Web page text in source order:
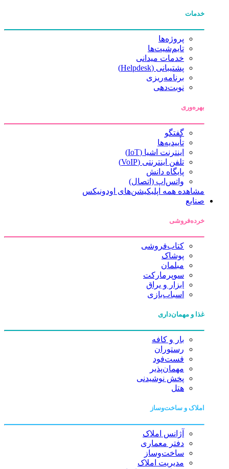
خدمات
پروژه‌ها
تایم‌شیت‌ها
خدمات میدانی
پشتیبانی (Helpdesk)
برنامه‌ریزی
نوبت‌دهی
بهره‌وری
گفتگو
تأییدیه‌ها
اینترنت اشیا (IoT)
تلفن اینترنتی (VoIP)
پایگاه دانش
واتس‌اپ (اتصال)
مشاهده همه اپلیکیشن‌های اودونیکس
صنایع
خرده‌فروشی
کتاب‌فروشی
پوشاک
مبلمان
سوپرمارکت
ابزار و یراق
اسباب‌بازی
غذا و مهمان‌داری
بار و کافه
رستوران
فست‌فود
مهمان‌پذیر
پخش نوشیدنی
هتل
املاک و ساخت‌وساز
آژانس املاک
دفتر معماری
ساخت‌وساز
مدیریت املاک